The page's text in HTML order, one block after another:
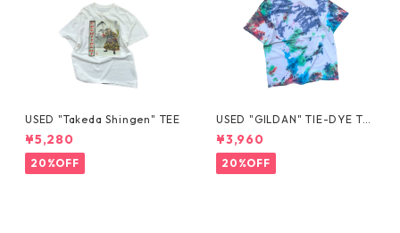
USED "Takeda Shingen" TEE
¥5,280
20%OFF
USED "GILDAN" TIE-DYE TE
E
¥3,960
20%OFF